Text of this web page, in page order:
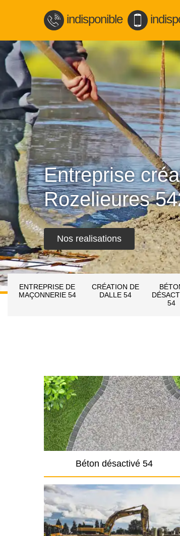
indisponible
Entreprise
Rozelieures
Nos realisations
ENTREPRISE DE
MAÇONNERIE 54
CRÉATION DE
DALLE 54
54
Béton désactivé 54